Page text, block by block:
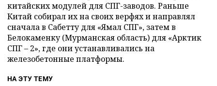
китайских модулей для СПГ-заводов. Раньше
Китай собирал их на своих верфях и направлял
сначала в Сабетту для «Ямал СПГ», затем в
Белокаменку (Мурманская область) для «Арктик
СПГ – 2», где они устанавливались на
железобетонные платформы.
НА ЭТУ ТЕМУ